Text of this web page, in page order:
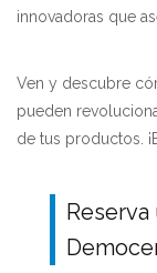
innovadoras que
Ven y descubre
pueden
de tus productos.